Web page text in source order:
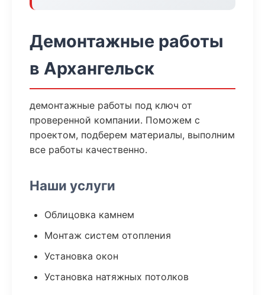
Демонтажные работы
в Архангельск
демонтажные работы под ключ от
проверенной компании. Поможем с
проектом, подберем материалы, выполним
все работы качественно.
Наши услуги
Облицовка камнем
Монтаж систем отопления
Установка окон
Установка натяжных потолков